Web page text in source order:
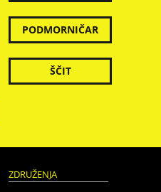
PODMORNIČAR
ŠČIT
ZDRUŽENJA